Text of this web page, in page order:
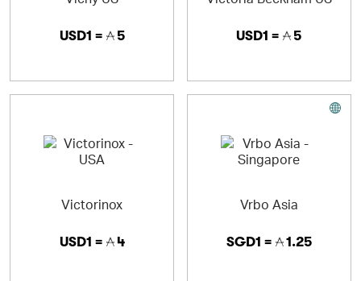
USD1 = 5 USD1 = 5
Victorinox
USD1 = 4
Vrbo Asia
SGD1 = 1.25